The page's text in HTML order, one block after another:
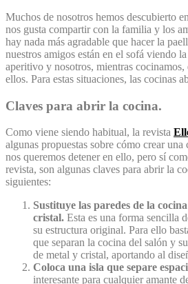
Muchos de nosotros hemos descubierto
nos gusta compartir con la familia y los
hay nada más agradable que hacer la
nuestros amigos están en el sofá viendo
aperitivo y nosotros, mientras cocinamos,
ellos. Para estas situaciones, las cocinas
Claves para abrir la cocina.
Como viene siendo habitual, la revista
algunas propuestas sobre cómo crear
nos queremos detener en ello, pero sí
revista, son algunas claves para abrir la
siguientes:
Sustituye las paredes de la
cristal. Esta es una forma sencilla
su estructura original. Para ello
que separan la cocina del salón y
de metal y cristal, aportando al
Coloca una isla que separe
interesante para cualquier amante